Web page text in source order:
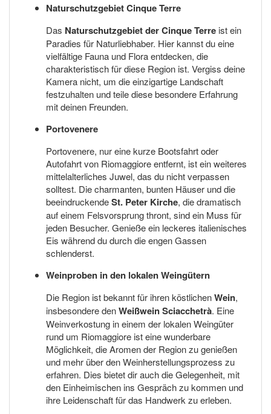
Naturschutzgebiet Cinque Terre
Das Naturschutzgebiet der Cinque Terre ist ein
Paradies für Naturliebhaber. Hier kannst du eine
vielfältige Fauna und Flora entdecken, die
charakteristisch für diese Region ist. Vergiss deine
Kamera nicht, um die einzigartige Landschaft
festzuhalten und teile diese besondere Erfahrung
mit deinen Freunden.
Portovenere
Portovenere, nur eine kurze Bootsfahrt oder
Autofahrt von Riomaggiore entfernt, ist ein weiteres
mittelalterliches Juwel, das du nicht verpassen
solltest. Die charmanten, bunten Häuser und die
beeindruckendeSt. Peter Kirche, die dramatisch
auf einem Felsvorsprung thront, sind ein Muss für
jeden Besucher. Genieße ein leckeres italienisches
Eis während du durch die engen Gassen
schlenderst.
Weinproben in den lokalen Weingütern
Die Region ist bekannt für ihren köstlichenWein,
insbesondere denWeißwein Sciacchetrà. Eine
Weinverkostung in einem der lokalen Weingüter
rund um Riomaggiore ist eine wunderbare
Möglichkeit, die Aromen der Region zu genießen
und mehr über den Weinherstellungsprozess zu
erfahren. Dies bietet dir auch die Gelegenheit, mit
den Einheimischen ins Gespräch zu kommen und
ihre Leidenschaft für das Handwerk zu erleben.